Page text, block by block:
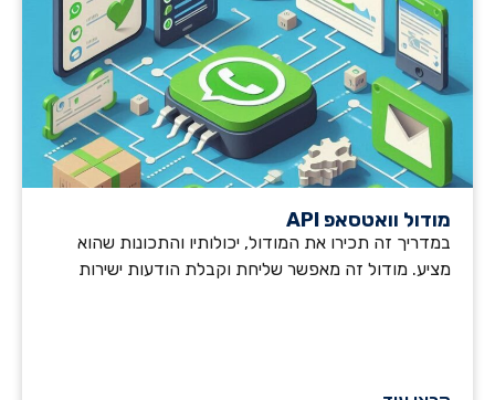
מודול וואטסאפ API
במדריך זה תכירו את המודול, יכולותיו והתכונות שהוא
מציע. מודול זה מאפשר שליחת וקבלת הודעות ישירות